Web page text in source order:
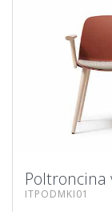
Poltroncina
ITPODMKI01